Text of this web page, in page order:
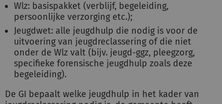
Wlz: basispakket (verblijf, begeleiding,
persoonlijke verzorging etc.);
Jeugdwet: alle jeugdhulp die nodig is voor de
uitvoering van jeugdreclassering of die niet
onder de Wlz valt (bijv. jeugd-ggz, pleegzorg,
specifieke forensische jeugdhulp zoals deze
begeleiding).
De GI bepaalt welke jeugdhulp in het kader van